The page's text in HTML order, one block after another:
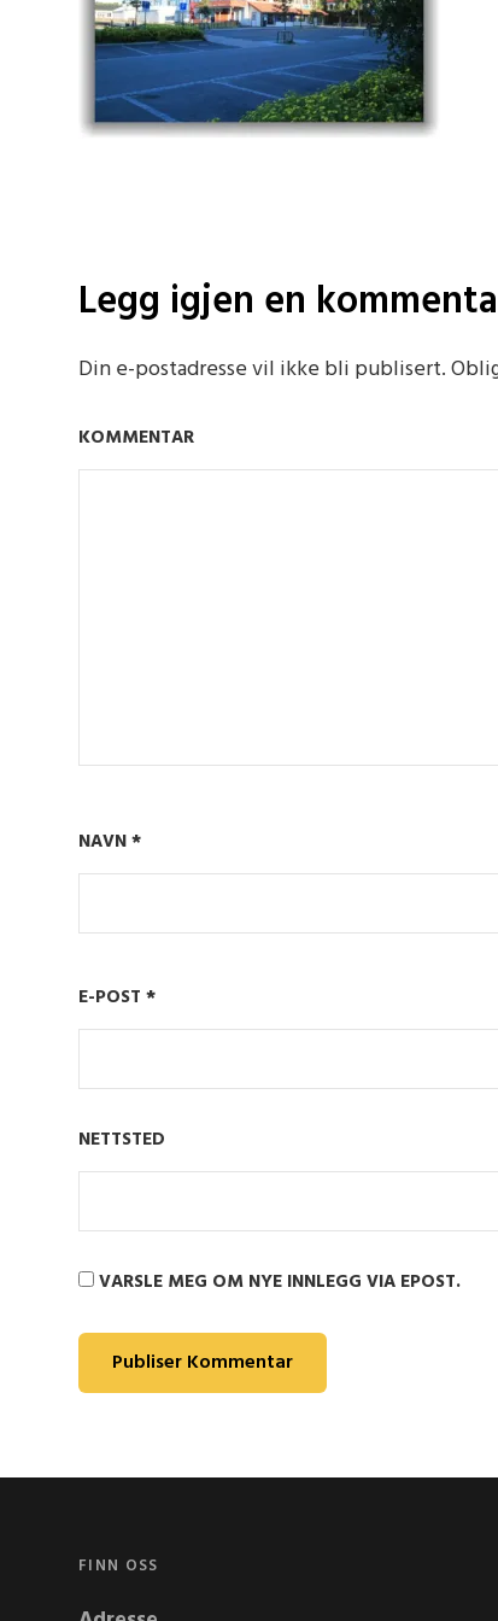
Legg igjen en
Din e-postadresse vil ikke bli publisert.
KOMMENTAR
NAVN*
E-POST *
NETTSTED
VARSLE MEG OM NYE INNLEGG VIA EPOST.
FINN OSS